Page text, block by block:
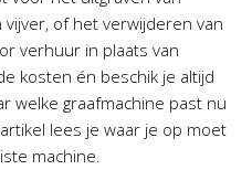
of het verwijderen van
verhuur in plaats van
kosten én beschik je altijd
welke graafmachine past nu
lees je waar je op moet
machine.